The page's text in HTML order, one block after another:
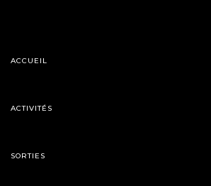
ACCUEIL
ACTIVITÉS
SORTIES